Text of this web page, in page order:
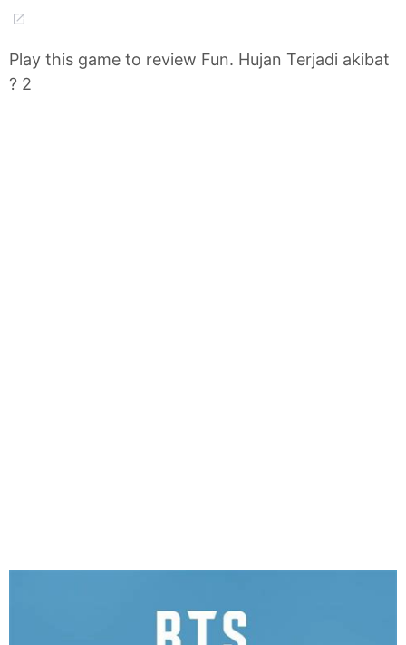
Play this game to review Fun. Hujan Terjadi akibat
? 2